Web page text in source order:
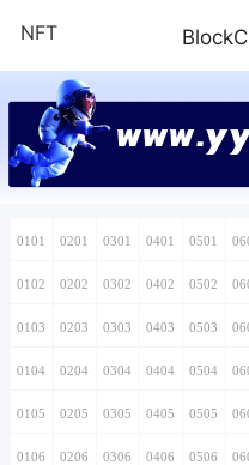
NFT
0101 0201 0301 0401 0501
0102 0202 0302 0402 0502
0103 0203 0303 0403 0503
0104 0204 0304 0404 0504
0105 0205 0305 0405 0505
0106 0206 0306 0406 0506